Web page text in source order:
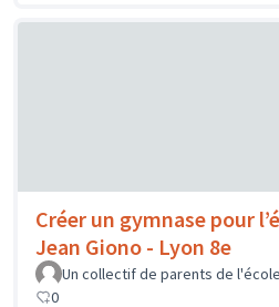
Créer un gymnase pour
Jean Giono - Lyon 8e
Un collectif de parents de
0